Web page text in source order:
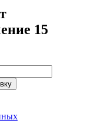
15